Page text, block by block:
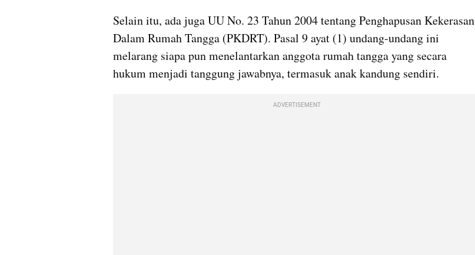
Selain itu, ada juga UU No. 23 Tahun 2004 tentang Penghapusan Kekerasan
Dalam Rumah Tangga (PKDRT). Pasal 9 ayat (1) undang-undang ini
melarang siapa pun menelantarkan anggota rumah tangga yang secara
hukum menjadi tanggung jawabnya, termasuk anak kandung sendiri.
ADVERTISEMENT